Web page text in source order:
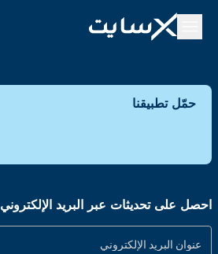
حمّل تطبيقنا
احصل على تحديثات عبر البريد الإلكتروني